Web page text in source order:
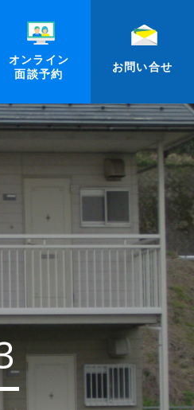
オンライン
面談予約
お問い合せ